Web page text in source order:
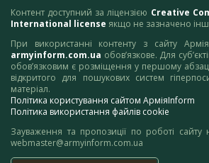
Контент доступний за ліцензією Creative
International license якщо не зазначено
При використанні контенту з сайту
armyinform.com.ua обов’язкове. Для
обов’язковим є розміщення у першому
відкритого для пошукових систем
матеріал.
Політика користування сайтом АрміяInform
Політика використання файлів cookie
Зауваження та пропозиції по роботі сайту
webmaster@armyinform.com.ua